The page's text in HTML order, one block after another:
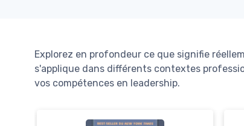
Explorez en profondeur ce que signifie
s'applique dans différents contextes
vos compétences en leadership.